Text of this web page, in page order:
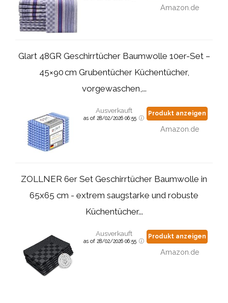
Amazon.de
Glart 48GR Geschirrtücher Baumwolle 10er-Set –
45×90 cm Grubentücher Küchentücher,
vorgewaschen,...
Ausverkauft
as of 28/02/2026 06:55
Produkt anzeigen
Amazon.de
ZOLLNER 6er Set Geschirrtücher Baumwolle in
65x65 cm - extrem saugstarke und robuste
Küchentücher...
Ausverkauft
as of 28/02/2026 06:55
Produkt anzeigen
Amazon.de